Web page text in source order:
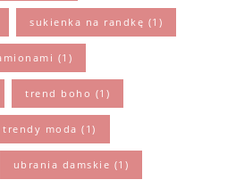
sukienka na randkę (1)
(1)
trend boho (1)
trendy moda (1)
ubrania damskie (1)